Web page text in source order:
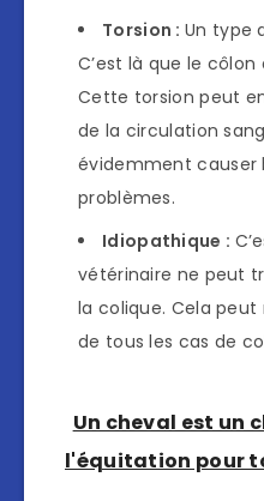
Torsion : Un type
C’est là que le
Cette torsion peut
de la circulation
évidemment causer
problèmes.
Idiopathique :
vétérinaire ne peut
la colique. Cela peut
de tous les cas de
Un cheval est un
l'équitation pour